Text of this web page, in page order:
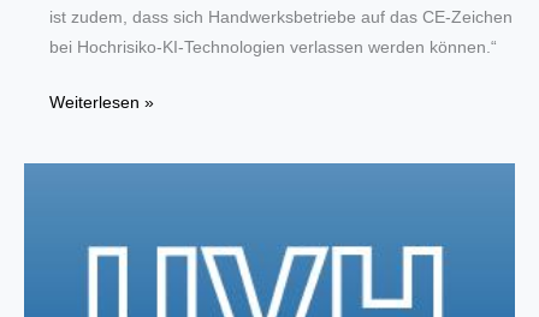
ist zudem, dass sich Handwerksbetriebe auf das CE-Zeichen
bei Hochrisiko-KI-Technologien verlassen werden können.“
KI-
Erster
mehr
Weiterlesen »